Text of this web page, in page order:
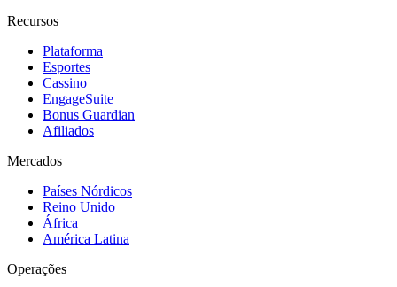
Recursos
Plataforma
Esportes
Cassino
EngageSuite
Bonus Guardian
Afiliados
Mercados
Países Nórdicos
Reino Unido
África
América Latina
Operações